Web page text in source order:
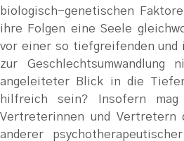
biologisch-genetischen
ihre Folgen eine Seele
vor einer so tiefgreifenden und
zur Geschlechtsumwandlung
angeleiteter Blick in die
hilfreich sein? Insofern
Vertreterinnen und Vertretern
anderer